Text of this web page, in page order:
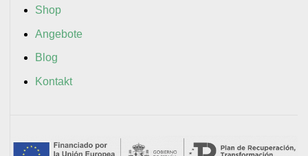
Shop
Angebote
Blog
Kontakt